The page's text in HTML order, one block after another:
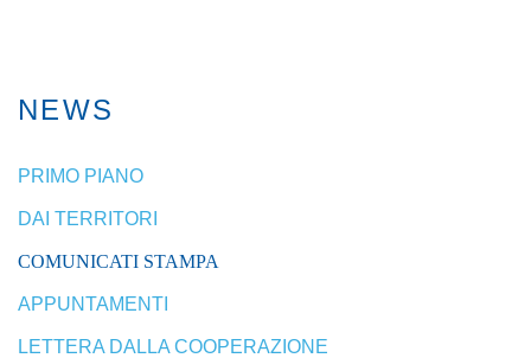
NEWS
PRIMO PIANO
DAI TERRITORI
COMUNICATI STAMPA
APPUNTAMENTI
LETTERA DALLA COOPERAZIONE